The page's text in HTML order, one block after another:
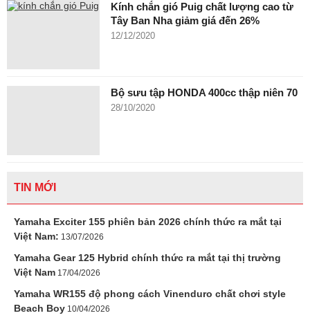
Kính chắn gió Puig chất lượng cao từ
Tây Ban Nha giảm giá đến 26%
12/12/2020
Bộ sưu tập HONDA 400cc thập niên 70
28/10/2020
TIN MỚI
Yamaha Exciter 155 phiên bản 2026 chính thức ra mắt tại
Việt Nam: 13/07/2026
Yamaha Gear 125 Hybrid chính thức ra mắt tại thị trường
Việt Nam 17/04/2026
Yamaha WR155 độ phong cách Vinenduro chất chơi style
Beach Boy 10/04/2026